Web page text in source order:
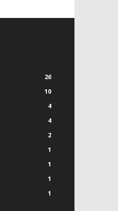
26
10
4
4
2
1
1
1
1